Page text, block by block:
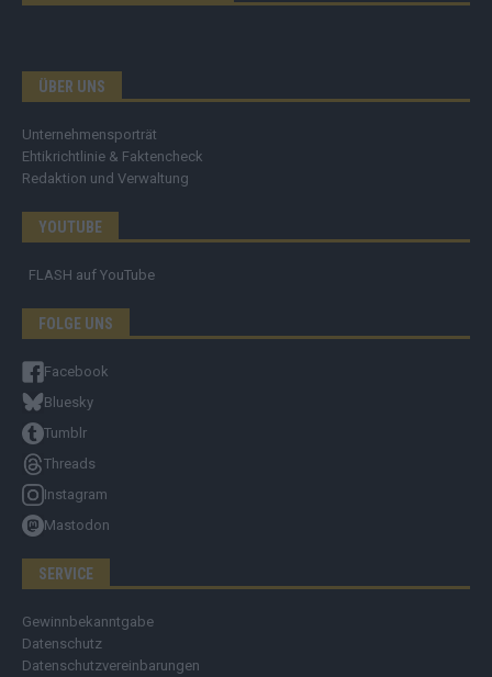
ÜBER UNS
Unternehmensporträt
Ehtikrichtlinie & Faktencheck
Redaktion und Verwaltung
YOUTUBE
FLASH auf YouTube
FOLGE UNS
Facebook
Bluesky
Tumblr
Threads
Instagram
Mastodon
SERVICE
Gewinnbekanntgabe
Datenschutz
Datenschutzvereinbarungen